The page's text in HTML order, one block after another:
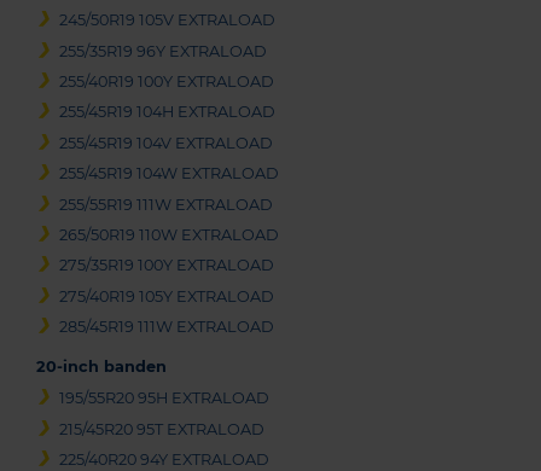
245/50R19 105V EXTRALOAD
255/35R19 96Y EXTRALOAD
255/40R19 100Y EXTRALOAD
255/45R19 104H EXTRALOAD
255/45R19 104V EXTRALOAD
255/45R19 104W EXTRALOAD
255/55R19 111W EXTRALOAD
265/50R19 110W EXTRALOAD
275/35R19 100Y EXTRALOAD
275/40R19 105Y EXTRALOAD
285/45R19 111W EXTRALOAD
20-inch banden
195/55R20 95H EXTRALOAD
215/45R20 95T EXTRALOAD
225/40R20 94Y EXTRALOAD